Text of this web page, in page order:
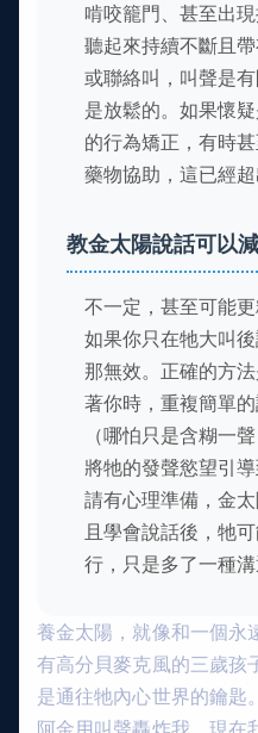
啃咬籠門、甚至出
聽起來持續不斷且
或聯絡叫，叫聲是
是放鬆的。如果懷
的行為矯正，有時
藥物協助，這已經超
教金太陽說話可以
不一定，甚至可能更
如果你只在牠大叫
那無效。正確的方
著你時，重複簡單
（哪怕只是含糊一
將牠的發聲慾望引
請有心理準備，金
且學會說話後，牠
行，只是多了一種溝
養金太陽，就像和一個永
有高分貝麥克風的三歲孩
是通往牠內心世界的鑰匙
阿金用叫聲轟炸我，現在